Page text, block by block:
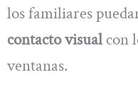
los familiares
contacto visual con
ventanas.